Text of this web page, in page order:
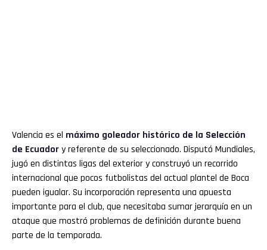
Valencia es el máximo goleador histórico de la Selección
de Ecuadory referente de su seleccionado. Disputó Mundiales,
jugó en distintas ligas del exterior y construyó un recorrido
internacional que pocos futbolistas del actual plantel de Boca
pueden igualar. Su incorporación representa una apuesta
importante para el club, que necesitaba sumar jerarquía en un
ataque que mostró problemas de definición durante buena
parte de la temporada.